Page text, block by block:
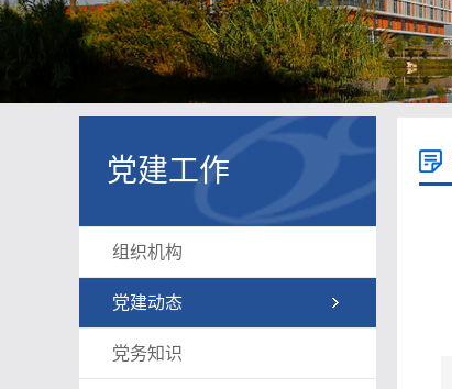
党建工作
组织机构
党建动态
党务知识